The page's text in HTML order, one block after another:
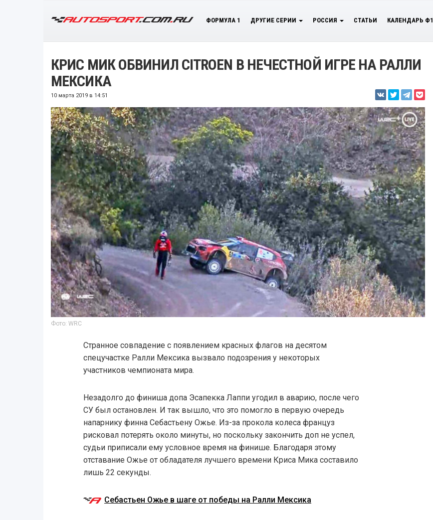
ФОРМУЛА 1 ДРУГИЕ СЕРИИ РОССИЯ СТАТЬИ КАЛЕНДАРЬ Ф1
КРИС МИК ОБВИНИЛ CITROEN В НЕЧЕСТНОЙ ИГРЕ НА РАЛЛИ
МЕКСИКА
10 марта 2019 в 14:51
Фото: WRC
Странное совпадение с появлением красных флагов на десятом
спецучастке Ралли Мексика вызвало подозрения у некоторых
участников чемпионата мира.
Незадолго до финиша допа Эсапекка Лаппи угодил в аварию, после чего
СУ был остановлен. И так вышло, что это помогло в первую очередь
напарнику финна Себастьену Ожье. Из-за прокола колеса француз
рисковал потерять около минуты, но поскольку закончить доп не успел,
судьи приписали ему условное время на финише. Благодаря этому
отставание Ожье от обладателя лучшего времени Криса Мика составило
лишь 22 секунды.
Себастьен Ожье в шаге от победы на Ралли Мексика